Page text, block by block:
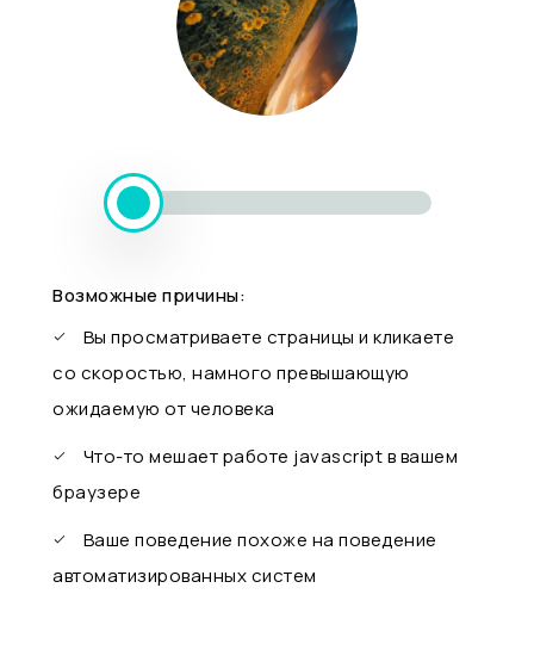
Возможные причины:
Вы просматриваете страницы и кликаете
со скоростью, намного превышающую
ожидаемую от человека
Что-то мешает работе javascript в вашем
браузере
Ваше поведение похоже на поведение
автоматизированных систем